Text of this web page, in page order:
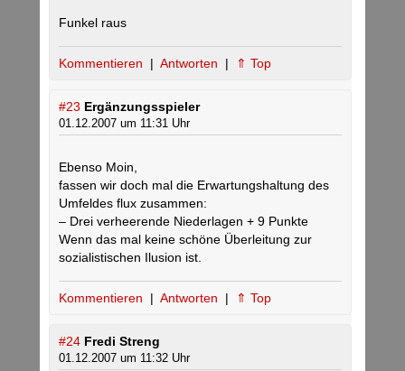
Funkel raus
Kommentieren | Antworten | ⇑ Top
#23 Ergänzungsspieler
01.12.2007 um 11:31 Uhr
Ebenso Moin,
fassen wir doch mal die Erwartungshaltung des
Umfeldes flux zusammen:
– Drei verheerende Niederlagen + 9 Punkte
Wenn das mal keine schöne Überleitung zur
sozialistischen Ilusion ist.
Kommentieren | Antworten | ⇑ Top
#24 Fredi Streng
01.12.2007 um 11:32 Uhr